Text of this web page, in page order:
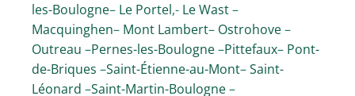
les-Boulogne– Le Portel,- Le Wast–
Macquinghen– Mont Lambert– Ostrohove–
Outreau –Pernes-les-Boulogne–Pittefaux– Pont-
de-Briques –Saint-Étienne-au-Mont–Saint-
Léonard –Saint-Martin-Boulogne–